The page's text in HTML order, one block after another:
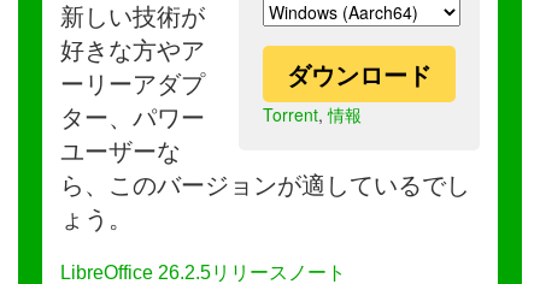
ダウンロード
Torrent,情報
新しい技術が
好きな方やア
ーリーアダプ
ター、パワー
ユーザーな
ら、このバージョンが適しているでし
ょう。
LibreOffice 26.2.5リリースノート